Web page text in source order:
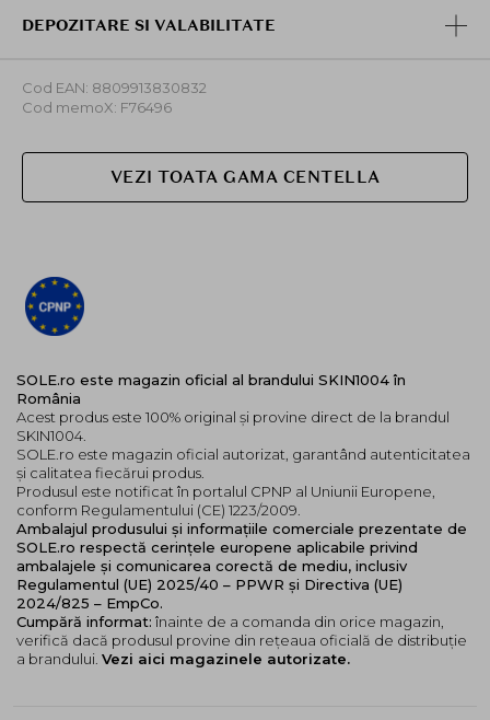
non-toxic cu pielea.
Ca ultim pas al rutinei de ingrijire a pielii, aplicati o
cantitate adecvata de crema pe fata si masati usor cu
DEPOZITARE SI VALABILITATE
Cod EAN: 8809913830832
Cod memoX: F76496
VEZI TOATA GAMA CENTELLA
SOLE.ro este magazin oficial al brandului SKIN1004 în
România
Acest produs este 100% original și provine direct de la brandul
SKIN1004.
SOLE.ro este magazin oficial autorizat, garantând autenticitatea
și calitatea fiecărui produs.
Produsul este notificat în portalul CPNP al Uniunii Europene,
conform Regulamentului (CE) 1223/2009.
Ambalajul produsului și informațiile comerciale prezentate de
SOLE.ro respectă cerințele europene aplicabile privind
ambalajele și comunicarea corectă de mediu, inclusiv
Regulamentul (UE) 2025/40 – PPWR și Directiva (UE)
2024/825 – EmpCo.
Cumpără informat: înainte de a comanda din orice magazin,
verifică dacă produsul provine din rețeaua oficială de distribuție
a brandului. Vezi aici magazinele autorizate.